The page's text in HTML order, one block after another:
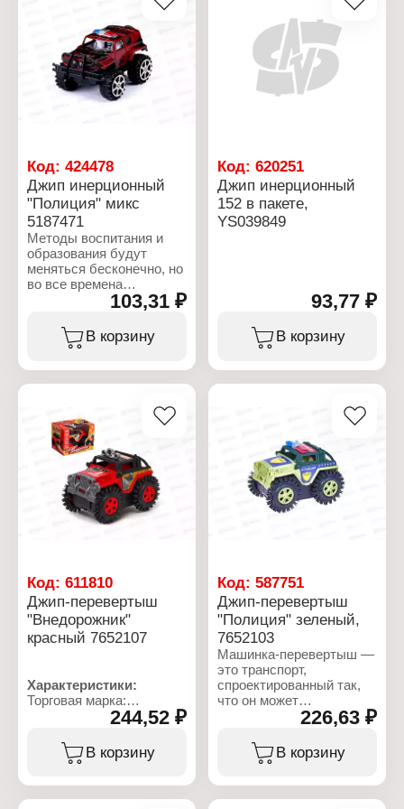
Размер упаковки:
13,5х4х25 см
Рекомендуемый возраст:
от 3 лет
Размер квадроцикла:
4,5х3х2,5 см
Упаковка: картонная
коробка с PVC
Код: 424478
Джип инерционный
"Полиция" микс
5187471
Методы воспитания и
образования будут
меняться бесконечно, но
во все времена
постоянным остаётся
одно ? радость ребёнка
от подаренной ему
игрушки. Как известно,
«Полиция» — отличный
подарок вашему
малышу.
Характеристики:
Модель: "Полиция"
Тип товара: Машина
Вид товара: джип
Тип механизма:
инерционный
Цвет: микс
Возрастные
особенности: 3+
103,31 ₽
В корзину
Код:620251
Джип инерционный
152 в пакете,
YS039849
93,77 ₽
В корзину
Код: 611810
Джип-перевертыш
"Внедорожник"
красный 7652107
Характеристики:
Торговая марка:
Тип товара: Машина
Вид: джип - перевертыш
244,52 ₽
В корзину
Код:587751
Джип-перевертыш
"Полиция" зеленый,
7652103
Машинка-перевертыш —
это транспорт,
спроектированный так,
что он может
продолжать движение
даже после того, как
перевернётся. Большие
колёса помогают
226,63 ₽
В корзину